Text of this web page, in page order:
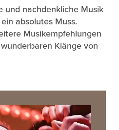
und nachdenkliche Musik
absolutes Muss.
Musikempfehlungen
Klänge von